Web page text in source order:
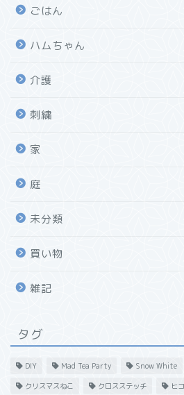
ごはん
ハムちゃん
介護
刺繍
家
庭
未分類
買い物
雑記
タグ
DIY Mad Tea Party Snow White
クリスマスねこ クロスステッチ ヒ